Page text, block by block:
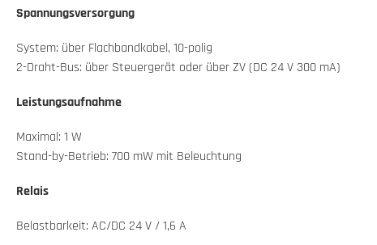
Spannungsversorgung
System: über Flachbandkabel, 10-polig
2-Draht-Bus: über Steuergerät oder über ZV (DC 24 V 300 mA)
Leistungsaufnahme
Maximal: 1 W
Stand-by-Betrieb: 700 mW mit Beleuchtung
Relais
Belastbarkeit: AC/DC 24 V / 1,6 A